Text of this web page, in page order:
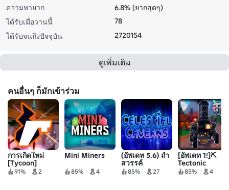
ความหายาก
6.8% (ยากสุดๆ)
ได้รับเมื่อวานนี้
78
ได้รับจนถึงปัจจุบัน
2720154
ดูเพิ่มเติม
คนอื่นๆ ก็มักเข้าร่วม
การเกิดใหม่
[Tycoon]
91% 2
Mini Miners
85% 4
(อัพเดท 5.6) ถ้ำ
สวรรค์
85% 27
[อัพเดท 1!]⛏️
Tectonic
Industries
85% 4